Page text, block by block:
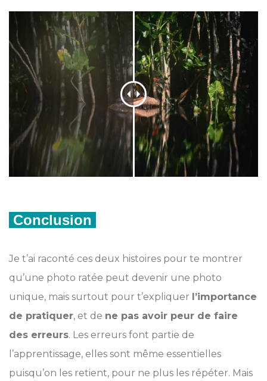
Conclusion
Je t’ai raconté ces deux histoires pour te montrer
qu’une photo ratée peut devenir une photo
unique, mais surtout pour t’expliquer l’importance
de pratiquer, et de ne pas avoir peur de faire
des erreurs. Les erreurs font partie de
l’apprentissage, elles sont même essentielles
puisqu’on les retient, pour ne plus les répéter. Mais